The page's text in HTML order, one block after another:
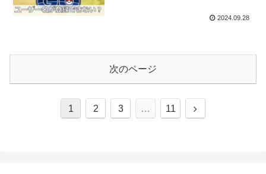
2024.09.28
次のページ
1 2 3 … 11
次